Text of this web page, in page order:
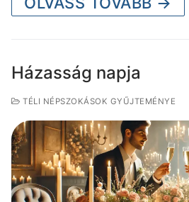
Házasság napja
TÉLI NÉPSZOKÁSOK GYŰJTEMÉNYE